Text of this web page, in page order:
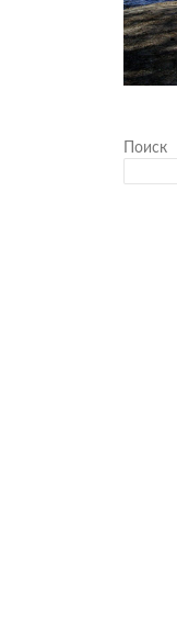
Поиск